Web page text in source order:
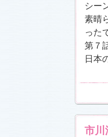
シー
素晴
った
第７
日本
市川